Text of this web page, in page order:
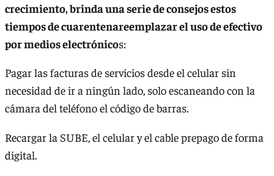
crecimiento, brinda una serie de consejos estos
tiempos de cuarentenareemplazar el uso de efectivo
por medios electrónicos:
Pagar las facturas de servicios desde el celular sin
necesidad de ir a ningún lado, solo escaneando con la
cámara del teléfono el código de barras.
Recargar la SUBE, el celular y el cable prepago de forma
digital.